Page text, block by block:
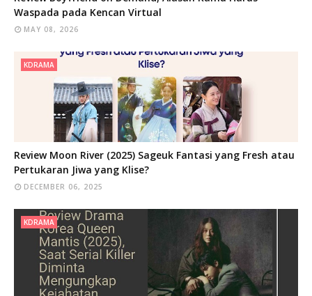
Waspada pada Kencan Virtual
MAY 08, 2026
KDRAMA
Review Moon River (2025) Sageuk Fantasi yang Fresh atau
Pertukaran Jiwa yang Klise?
DECEMBER 06, 2025
KDRAMA